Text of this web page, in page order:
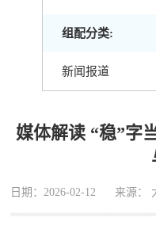
组配分类:
新闻报道
媒体解读 “稳”字
日期：2026-02-12 来源：